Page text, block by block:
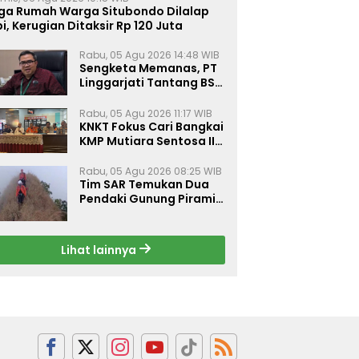
Rumah Warga Situbondo Dilalap
Kerugian Ditaksir Rp 120 Juta
Rabu, 05 Agu 2026 14:48 WIB
Sengketa Memanas, PT
Linggarjati Tantang BSN
dan Nilai Syariah
Rabu, 05 Agu 2026 11:17 WIB
KNKT Fokus Cari Bangkai
KMP Mutiara Sentosa II
Kebakaran
Rabu, 05 Agu 2026 08:25 WIB
Tim SAR Temukan Dua
Pendaki Gunung Piramid
Lihat lainnya